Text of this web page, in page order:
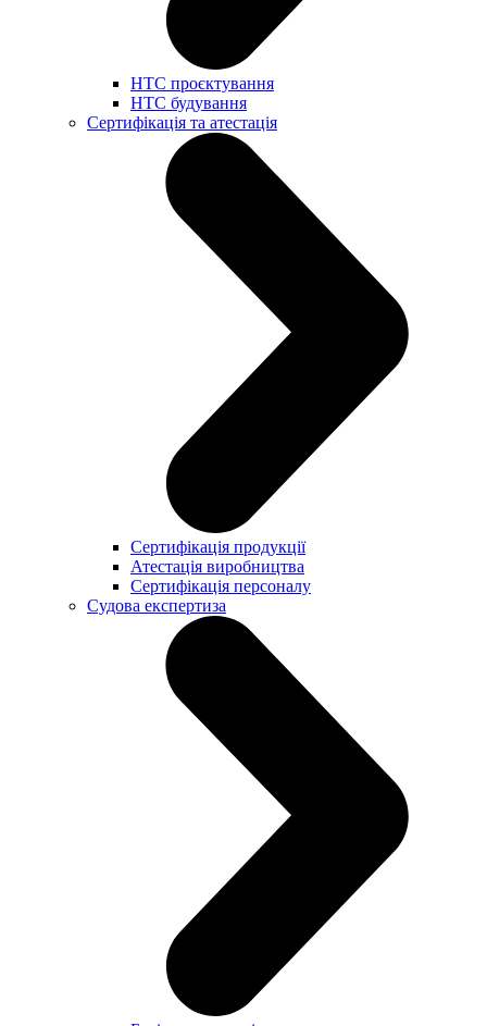
НТС проєктування
НТС будування
Сертифікація та атестація
Сертифікація продукції
Атестація виробництва
Сертифікація персоналу
Судова експертиза